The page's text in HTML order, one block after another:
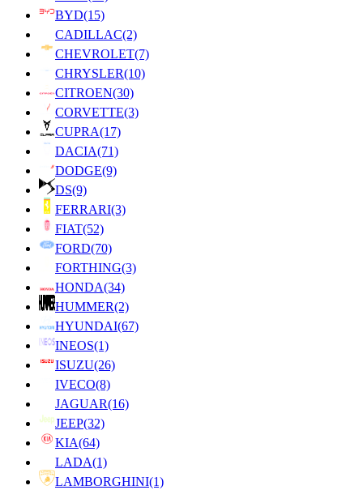
BYD(15)
CADILLAC(2)
CHEVROLET(7)
CHRYSLER(10)
CITROEN(30)
CORVETTE(3)
CUPRA(17)
DACIA(71)
DODGE(9)
DS(9)
FERRARI(3)
FIAT(52)
FORD(70)
FORTHING(3)
HONDA(34)
HUMMER(2)
HYUNDAI(67)
INEOS(1)
ISUZU(26)
IVECO(8)
JAGUAR(16)
JEEP(32)
KIA(64)
LADA(1)
LAMBORGHINI(1)